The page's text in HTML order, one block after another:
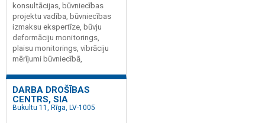
konsultācijas, būvniecības
projektu vadība, būvniecības
izmaksu ekspertīze, būvju
deformāciju monitorings,
plaisu monitorings, vibrāciju
mērījumi būvniecībā,
DARBA DROŠĪBAS
CENTRS, SIA
Bukultu 11, Rīga, LV-1005